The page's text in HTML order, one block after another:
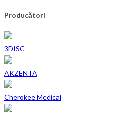
Producători
3DISC
AKZENTA
Cherokee Medical